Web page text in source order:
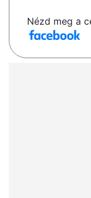
Nézd meg a